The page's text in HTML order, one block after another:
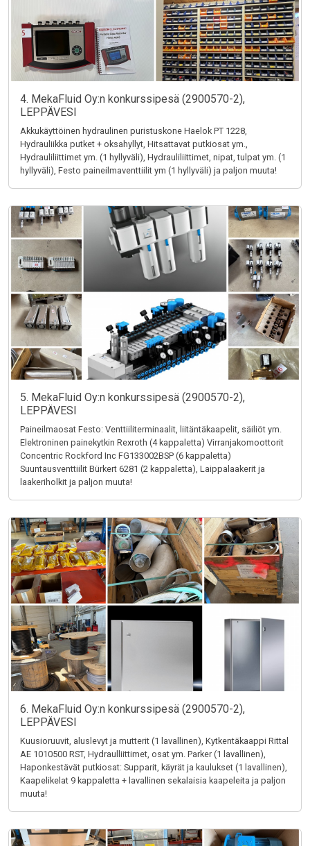
4. MekaFluid Oy:n konkurssipesä (2900570-2),
LEPPÄVESI
Akkukäyttöinen hydraulinen puristuskone Haelok PT 1228,
Hydrauliikka putket + oksahyllyt, Hitsattavat putkiosat ym.,
Hydrauliliittimet ym. (1 hyllyväli), Hydrauliliittimet, nipat, tulpat ym. (1
hyllyväli), Festo paineilmaventtiilit ym (1 hyllyväli) ja paljon muuta!
5. MekaFluid Oy:n konkurssipesä (2900570-2),
LEPPÄVESI
Paineilmaosat Festo: Venttiiliterminaalit, liitäntäkaapelit, säiliöt ym.
Elektroninen painekytkin Rexroth (4 kappaletta) Virranjakomoottorit
Concentric Rockford Inc FG133002BSP (6 kappaletta)
Suuntausventtiilit Bürkert 6281 (2 kappaletta), Laippalaakerit ja
laakeriholkit ja paljon muuta!
6. MekaFluid Oy:n konkurssipesä (2900570-2),
LEPPÄVESI
Kuusioruuvit, aluslevyt ja mutterit (1 lavallinen), Kytkentäkaappi Rittal
AE 1010500 RST, Hydraulliittimet, osat ym. Parker (1 lavallinen),
Haponkestävät putkiosat: Supparit, käyrät ja kaulukset (1 lavallinen),
Kaapelikelat 9 kappaletta + lavallinen sekalaisia kaapeleita ja paljon
muuta!